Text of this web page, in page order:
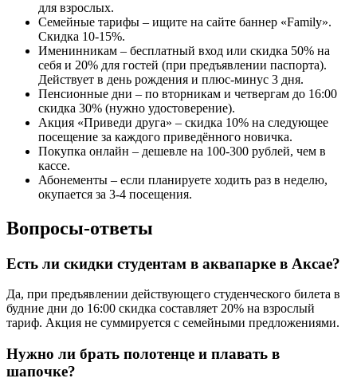
для взрослых.
Семейные тарифы – ищите на сайте баннер «Family».
Скидка 10-15%.
Именинникам – бесплатный вход или скидка 50% на
себя и 20% для гостей (при предъявлении паспорта).
Действует в день рождения и плюс-минус 3 дня.
Пенсионные дни – по вторникам и четвергам до 16:00
скидка 30% (нужно удостоверение).
Акция «Приведи друга» – скидка 10% на следующее
посещение за каждого приведённого новичка.
Покупка онлайн – дешевле на 100-300 рублей, чем в
кассе.
Абонементы – если планируете ходить раз в неделю,
окупается за 3-4 посещения.
Вопросы-ответы
Есть ли скидки студентам в аквапарке в Аксае?
Да, при предъявлении действующего студенческого билета в
будние дни до 16:00 скидка составляет 20% на взрослый
тариф. Акция не суммируется с семейными предложениями.
Нужно ли брать полотенце и плавать в
шапочке?